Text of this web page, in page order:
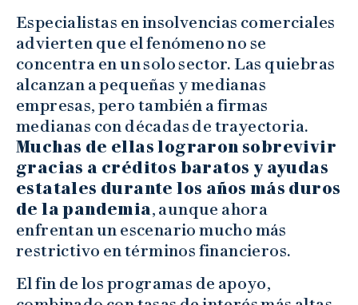
Especialistas en insolvencias comerciales
advierten que el fenómeno no se
concentra en un solo sector. Las quiebras
alcanzan a pequeñas y medianas
empresas, pero también a firmas
medianas con décadas de trayectoria.
Muchas de ellas lograron sobrevivir
gracias a créditos baratos y ayudas
estatales durante los años más duros
de la pandemia, aunque ahora
enfrentan un escenario mucho más
restrictivo en términos financieros.
El fin de los programas de apoyo,